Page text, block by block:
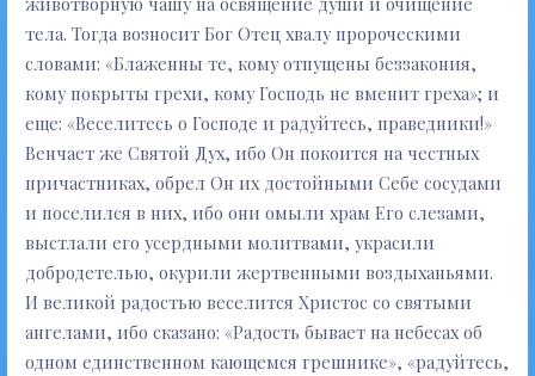
тела. Тогда возносит Бог Отец хвалу пророческими
словами: «Блаженны те, кому отпущены беззакония,
кому покрыты грехи, кому Господь не вменит греха»; и
еще: «Веселитесь о Господе и радуйтесь, праведники!»
Венчает же Святой Дух, ибо Он покоится на честных
причастниках, обрел Он их достойными Себе сосудами
и поселился в них, ибо они омыли храм Его слезами,
выстлали его усердными молитвами, украсили
добродетелью, окурили жертвенными воздыханьями.
И великой радостью веселится Христос со святыми
ангелами, ибо сказано: «Радость бывает на небесах об
одном единственном кающемся грешнике», «радуйтесь,